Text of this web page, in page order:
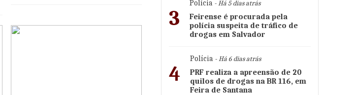
3
Polícia - Há 5 dias atrás
Feirense é procurada pela
polícia suspeita de tráfico de
drogas em Salvador
4
Polícia - Há 6 dias atrás
PRF realiza a apreensão de 20
quilos de drogas na BR 116, em
Feira de Santana